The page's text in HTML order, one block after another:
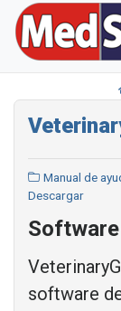
Manual de
Descargar
software